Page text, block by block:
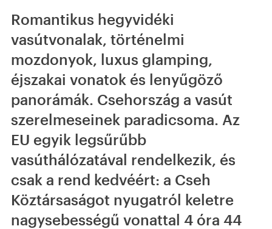
Romantikus hegyvidéki
vasútvonalak, történelmi
mozdonyok, luxus glamping,
éjszakai vonatok és lenyűgöző
panorámák. Csehország a vasút
szerelmeseinek paradicsoma. Az
EU egyik legsűrűbb
vasúthálózatával rendelkezik, és
csak a rend kedvéért: a Cseh
Köztársaságot nyugatról keletre
nagysebességű vonattal 4 óra 44